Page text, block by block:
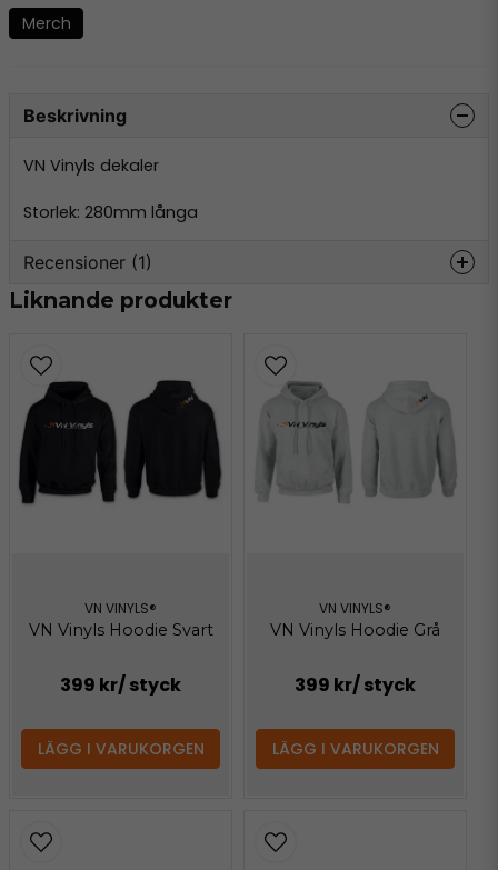
Merch
Beskrivning
VN Vinyls dekaler
Storlek: 280mm långa
Recensioner (1)
Liknande produkter
VN VINYLS®
VN Vinyls Hoodie Svart
399 kr/ styck
LÄGG I VARUKORGEN
VN VINYLS®
VN Vinyls Hoodie Grå
399 kr/ styck
LÄGG I VARUKORGEN